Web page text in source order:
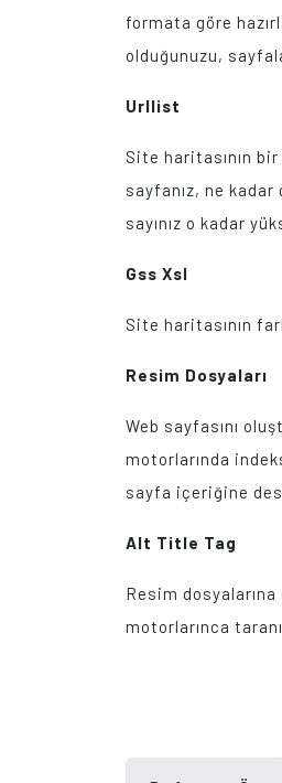
formata göre
olduğunuzu,
Urllist
Site haritasının
sayfanız, ne
sayınız o kadar
Gss Xsl
Site haritasının
Resim Dosyaları
Web sayfasını
motorlarında
sayfa içeriğine
Alt Title Tag
Resim
motorlarınca